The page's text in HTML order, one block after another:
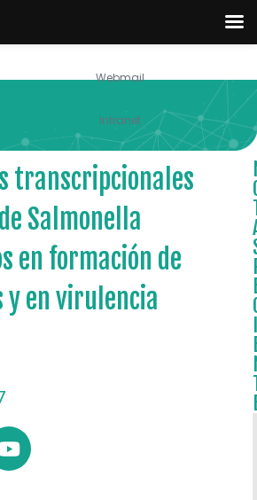
Webmail
Intranet
transcripcionales
Salmonella
en formación de
y en virulencia